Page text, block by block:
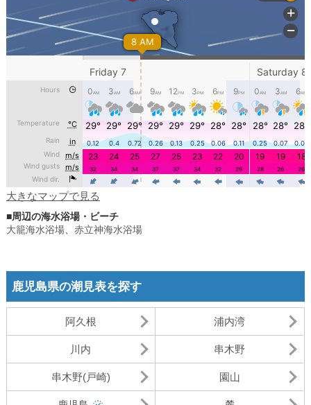
大きなマップで見る
■周辺の海水浴場・ビーチ
大籠海水浴場、 赤立神海水浴場
鹿児島県の潮見表を探す
阿久根 浦内湾
川内 串木野
串木野(戸崎) 園山